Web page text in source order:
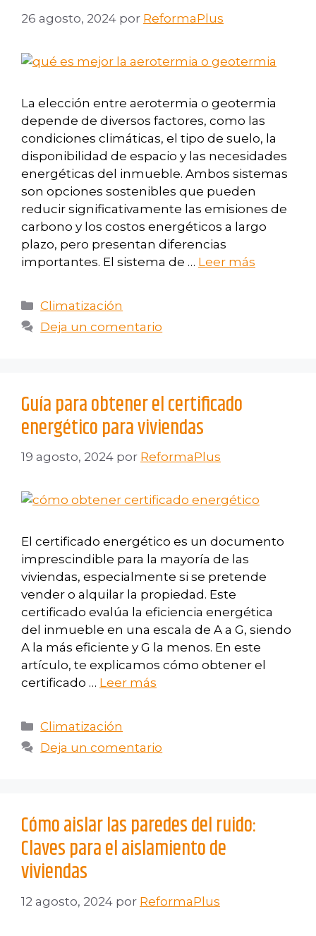
26 agosto, 2024 por ReformaPlus
La elección entre aerotermia o geotermia
depende de diversos factores, como las
condiciones climáticas, el tipo de suelo, la
disponibilidad de espacio y las necesidades
energéticas del inmueble. Ambos sistemas
son opciones sostenibles que pueden
reducir significativamente las emisiones de
carbono y los costos energéticos a largo
plazo, pero presentan diferencias
importantes. El sistema de … Leer más
Climatización
Deja un comentario
Guía para obtener el certificado
energético para viviendas
19 agosto, 2024 por ReformaPlus
El certificado energético es un documento
imprescindible para la mayoría de las
viviendas, especialmente si se pretende
vender o alquilar la propiedad. Este
certificado evalúa la eficiencia energética
del inmueble en una escala de A a G, siendo
A la más eficiente y G la menos. En este
artículo, te explicamos cómo obtener el
certificado … Leer más
Climatización
Deja un comentario
Cómo aislar las paredes del ruido:
Claves para el aislamiento de
viviendas
12 agosto, 2024 por ReformaPlus